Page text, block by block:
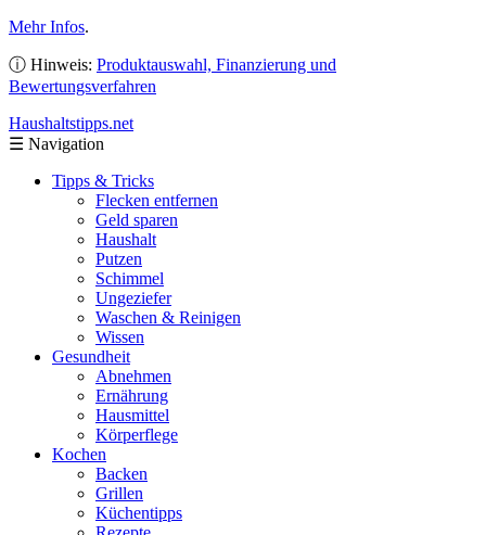
Mehr Infos.
ⓘ Hinweis: Produktauswahl, Finanzierung und
Bewertungsverfahren
Haushaltstipps.net
☰ Navigation
Tipps & Tricks
Flecken entfernen
Geld sparen
Haushalt
Putzen
Schimmel
Ungeziefer
Waschen & Reinigen
Wissen
Gesundheit
Abnehmen
Ernährung
Hausmittel
Körperflege
Kochen
Backen
Grillen
Küchentipps